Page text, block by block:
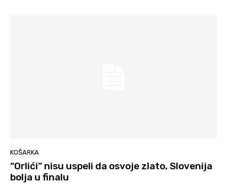
KOŠARKA
“Orlići” nisu uspeli da osvoje zlato, Slovenija
bolja u finalu